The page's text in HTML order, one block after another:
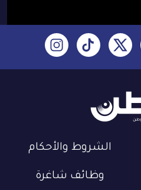
الشروط والأحكام
وظائف شاغرة